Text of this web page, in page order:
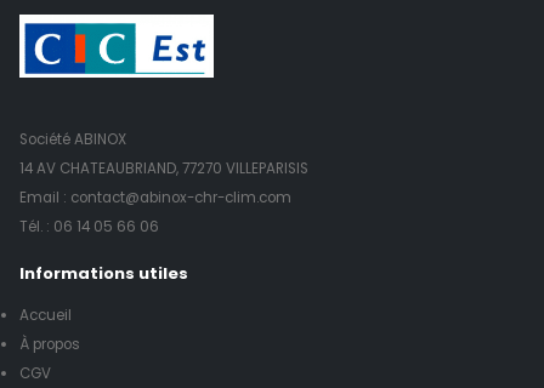
Société ABINOX
14 AV CHATEAUBRIAND, 77270 VILLEPARISIS
Email : contact@abinox-chr-clim.com
Tél. : 06 14 05 66 06
Informations utiles
Accueil
À propos
CGV